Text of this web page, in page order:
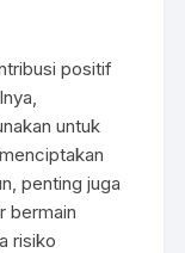
positif
untuk
penting juga
bermain
risiko